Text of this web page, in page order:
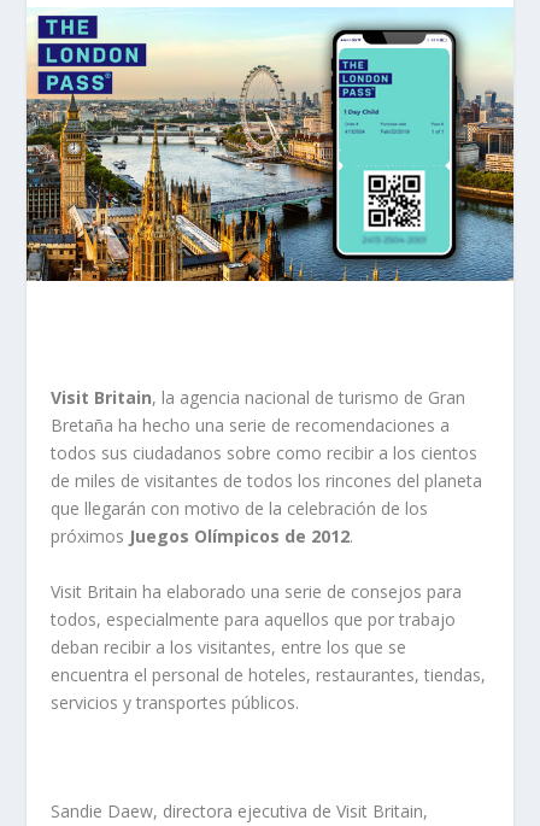
Visit Britain, la agencia nacional de turismo de Gran
Bretaña ha hecho una serie de recomendaciones a
todos sus ciudadanos sobre como recibir a los cientos
de miles de visitantes de todos los rincones del planeta
que llegarán con motivo de la celebración de los
próximos Juegos Olímpicos de 2012.
Visit Britain ha elaborado una serie de consejos para
todos, especialmente para aquellos que por trabajo
deban recibir a los visitantes, entre los que se
encuentra el personal de hoteles, restaurantes, tiendas,
servicios y transportes públicos.
Sandie Daew, directora ejecutiva de Visit Britain,